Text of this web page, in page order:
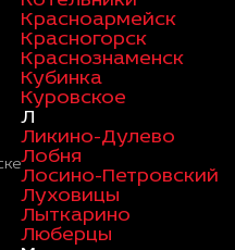
Красноармейск
Красногорск
Краснознаменск
Кубинка
Куровское
Л
Ликино-Дулево
Лобня
Лосино-Петровский
Луховицы
Лыткарино
Люберцы